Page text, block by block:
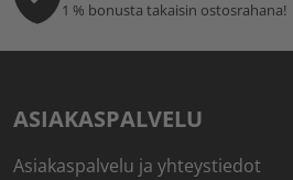
1 % bonusta takaisin ostosrahana!
ASIAKASPALVELU
Asiakaspalvelu ja yhteystiedot